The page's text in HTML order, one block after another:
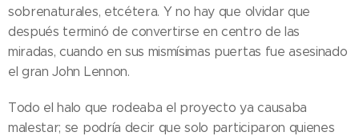
sobrenaturales, etcétera. Y no hay que olvidar que
después terminó de convertirse en centro de las
miradas, cuando en sus mismísimas puertas fue asesinado
el gran John Lennon.
Todo el halo que rodeaba el proyecto ya causaba
malestar; se podría decir que solo participaron quienes